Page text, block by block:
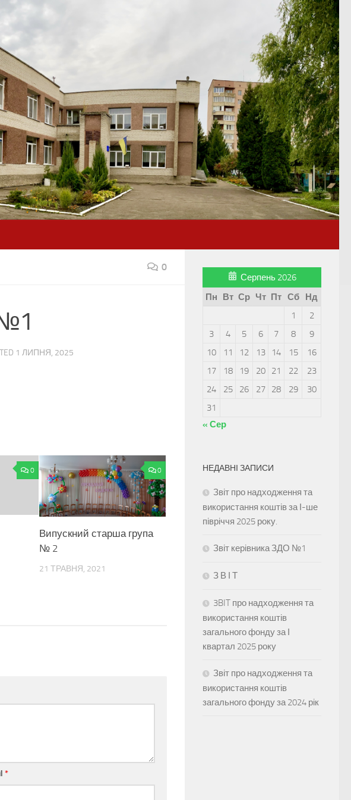
0
1 ЛИПНЯ, 2025
0 0
Випускний старша група
№ 2
21 ТРАВНЯ, 2021
*
Серпень 2026
Пн
Вт Ср Чт Пт Сб
Нд
1
2
3
4 5 6 7 8
9
10
11 12 13 14 15
16
17
18 19 20 21 22
23
24
25 26 27 28 29
30
31
« Сер
НЕДАВНІ ЗАПИСИ
Звіт про надходження та
використання коштів за І-ше
півріччя 2025 року.
Звіт керівника ЗДО №1
З В І Т
3BIT про надходження та
використання коштів
загального фонду за І
квартал 2025 року
Звіт про надходження та
використання коштів
загального фонду за 2024 рік